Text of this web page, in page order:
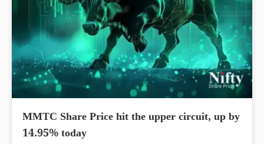
MMTC Share Price hit the upper circuit, up by
14.95% today